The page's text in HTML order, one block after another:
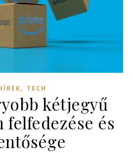
, TECH
kétjegyű
felfedezése és